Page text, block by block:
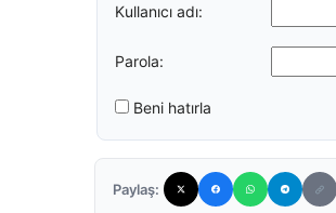
Kullanıcı adı:
Parola:
Beni hatırla
Paylaş: